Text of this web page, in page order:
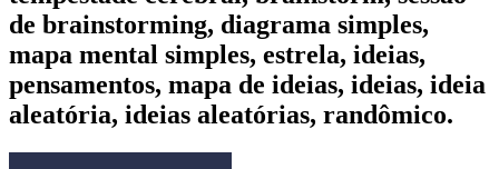
de brainstorming, diagrama simples,
mapa mental simples, estrela, ideias,
pensamentos, mapa de ideias, ideias, ideia
aleatória, ideias aleatórias, randômico.